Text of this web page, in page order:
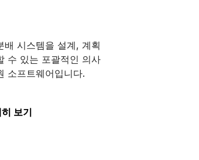
배 시스템을 설계, 계획
수 있는 포괄적인 의사
소프트웨어입니다.
보기